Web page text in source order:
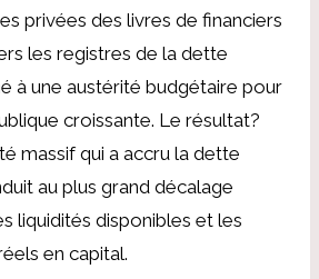
privées des livres de financiers
les registres de la dette
à une austérité budgétaire pour
croissante. Le résultat?
massif qui a accru la dette
au plus grand décalage
liquidités disponibles et les
en capital.